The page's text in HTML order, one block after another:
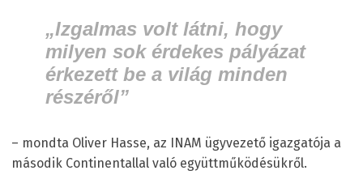
„Izgalmas volt látni, hogy
milyen sok érdekes pályázat
érkezett be a világ minden
részéről”
– mondta Oliver Hasse, az INAM ügyvezető igazgatója a
második Continentallal való együttműködésükről.